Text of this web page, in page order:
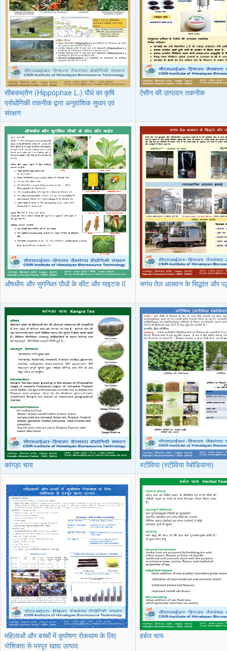
सीबकथ्रोन (Hippophae L.) पौधे का कृषि
प्रोधोगिकी तकनीक द्वारा अनुवांशिक सुधार एवं
संरक्षण
ऐसीन की उत्पादन तकनीक
औषधीय और सुगन्धित पौधों के कीट और माइटस II सगंध तेल आसवन के सिद्धांत और
कांगड़ा चाय स्टीविया (स्टीविया रेबोडियाना)
महिलाओं और बच्चों में कुपोषण रोकथाम के लिए
पोशिक्ता से भरपूर खाद्य उत्पाद
हर्बल चाय